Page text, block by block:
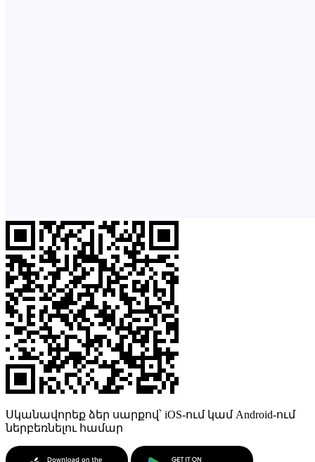
Սկանավորեք ձեր սարքով՝ iOS-ում կամ Android-ում
ներբեռնելու համար